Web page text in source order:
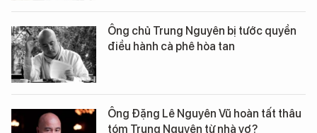
Ông chủ Trung Nguyên bị tước quyền
điều hành cà phê hòa tan
Ông Đặng Lê Nguyên Vũ hoàn tất thâu
tóm Trung Nguyên từ nhà vợ?